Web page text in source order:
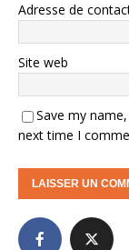
Adresse de
Site web
Save my
next time I